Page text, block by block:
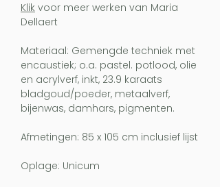
Klik voor meer werken van Maria
Dellaert
Materiaal: Gemengde techniek met
encaustiek; o.a. pastel. potlood, olie
en acrylverf, inkt, 23.9 karaats
bladgoud/poeder, metaalverf,
bijenwas, damhars, pigmenten.
Afmetingen: 85 x 105 cm inclusief lijst
Oplage: Unicum